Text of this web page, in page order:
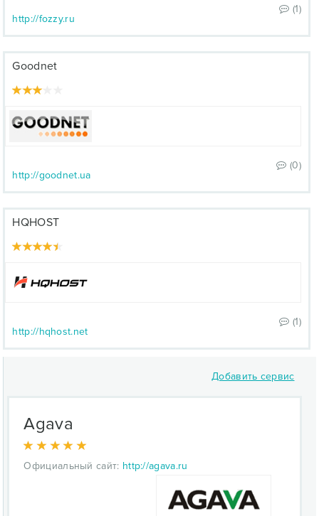
(1)
http://fozzy.ru
Goodnet
(0)
http://goodnet.ua
HQHOST
(1)
http://hqhost.net
Добавить сервис
Agava
Официальный сайт: http://agava.ru